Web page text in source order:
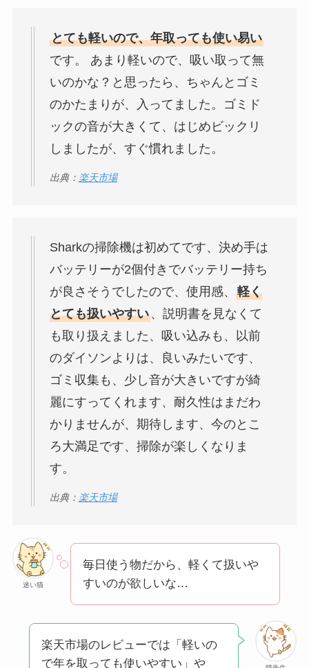
とても軽いので、年取っても使い易い
です。 あまり軽いので、吸い取って無
いのかな？と思ったら、ちゃんとゴミ
のかたまりが、入ってました。ゴミド
ックの音が大きくて、はじめビックリ
しましたが、すぐ慣れました。
出典： 楽天市場
Sharkの掃除機は初めてです、決め手は
バッテリーが2個付きでバッテリー持ち
が良さそうでしたので、使用感、 軽く
とても扱いやすい、説明書を見なくて
も取り扱えました、吸い込みも、以前
のダイソンよりは、良いみたいです、
ゴミ収集も、少し音が大きいですが綺
麗にすってくれます、耐久性はまだわ
かりませんが、期待します、今のとこ
ろ大満足です、掃除が楽しくなりま
す。
出典： 楽天市場
迷い猫
毎日使う物だから、軽くて扱いや
すいのが欲しいな…
楽天市場のレビューでは「軽いの
で年を取っても使いやすい」や